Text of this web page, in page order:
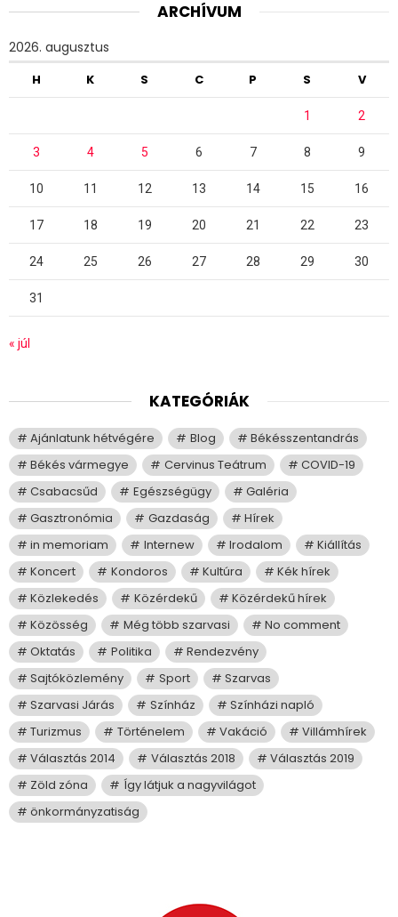
ARCHÍVUM
2026. augusztus
H K S C P S V
1 2
3 4 5 6 7 8 9
10 11 12 13 14 15 16
17 18 19 20 21 22 23
24 25 26 27 28 29 30
31
« júl
KATEGÓRIÁK
Ajánlatunk hétvégére Blog
Békésszentandrás
Békés vármegye
Cervinus Teátrum
COVID-19
Csabacsűd
Egészségügy
Galéria
Gasztronómia
Gazdaság
Hírek
in memoriam
Internew Irodalom
Kiállítás
Koncert
Kondoros Kultúra
Kék hírek
Közlekedés
Közérdekű
Közérdekű hírek
Közösség
Még több szarvasi
No comment
Oktatás
Politika
Rendezvény
Sajtóközlemény
Sport
Szarvas
Szarvasi Járás
Színház
Színházi napló
Turizmus
Történelem Vakáció
Villámhírek
Választás 2014
Választás 2018
Választás 2019
Zöld zóna
Így látjuk a nagyvilágot
önkormányzatiság